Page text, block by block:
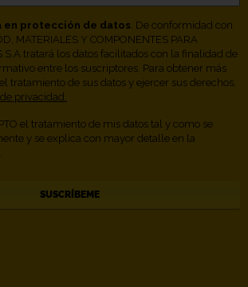
en protección de datos . De conformidad con
MATERIALES Y COMPONENTES PARA
S.A tratará los datos facilitados con la finalidad de
entre los suscriptores. Para obtener más
tratamiento de sus datos y ejercer sus derechos,
privacidad.
el tratamiento de mis datos tal y como se
y se explica con mayor detalle en la